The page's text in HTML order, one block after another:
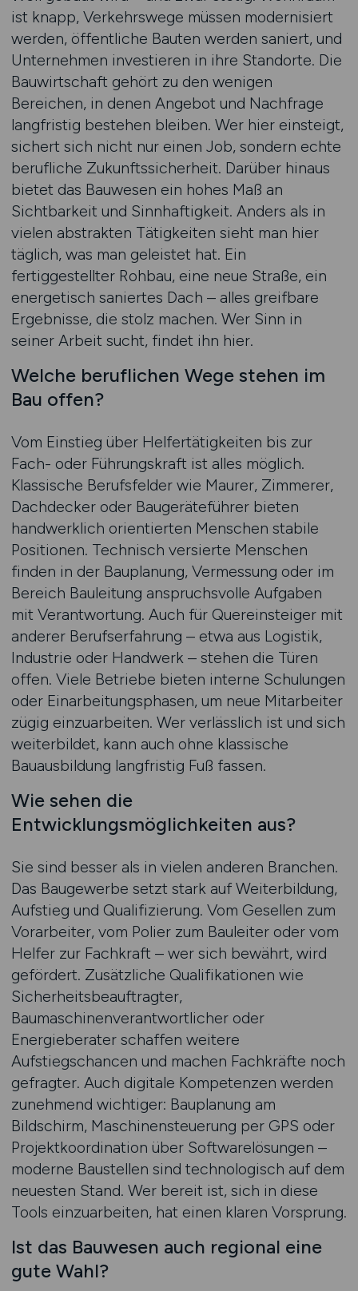
ist knapp, Verkehrswege müssen modernisiert
werden, öffentliche Bauten werden saniert, und
Unternehmen investieren in ihre Standorte. Die
Bauwirtschaft gehört zu den wenigen
Bereichen, in denen Angebot und Nachfrage
langfristig bestehen bleiben. Wer hier einsteigt,
sichert sich nicht nur einen Job, sondern echte
berufliche Zukunftssicherheit. Darüber hinaus
bietet das Bauwesen ein hohes Maß an
Sichtbarkeit und Sinnhaftigkeit. Anders als in
vielen abstrakten Tätigkeiten sieht man hier
täglich, was man geleistet hat. Ein
fertiggestellter Rohbau, eine neue Straße, ein
energetisch saniertes Dach – alles greifbare
Ergebnisse, die stolz machen. Wer Sinn in
seiner Arbeit sucht, findet ihn hier.
Welche beruflichen Wege stehen im
Bau offen?
Vom Einstieg über Helfertätigkeiten bis zur
Fach- oder Führungskraft ist alles möglich.
Klassische Berufsfelder wie Maurer, Zimmerer,
Dachdecker oder Baugeräteführer bieten
handwerklich orientierten Menschen stabile
Positionen. Technisch versierte Menschen
finden in der Bauplanung, Vermessung oder im
Bereich Bauleitung anspruchsvolle Aufgaben
mit Verantwortung. Auch für Quereinsteiger mit
anderer Berufserfahrung – etwa aus Logistik,
Industrie oder Handwerk – stehen die Türen
offen. Viele Betriebe bieten interne Schulungen
oder Einarbeitungsphasen, um neue Mitarbeiter
zügig einzuarbeiten. Wer verlässlich ist und sich
weiterbildet, kann auch ohne klassische
Bauausbildung langfristig Fuß fassen.
Wie sehen die
Entwicklungsmöglichkeiten aus?
Sie sind besser als in vielen anderen Branchen.
Das Baugewerbe setzt stark auf Weiterbildung,
Aufstieg und Qualifizierung. Vom Gesellen zum
Vorarbeiter, vom Polier zum Bauleiter oder vom
Helfer zur Fachkraft – wer sich bewährt, wird
gefördert. Zusätzliche Qualifikationen wie
Sicherheitsbeauftragter,
Baumaschinenverantwortlicher oder
Energieberater schaffen weitere
Aufstiegschancen und machen Fachkräfte noch
gefragter. Auch digitale Kompetenzen werden
zunehmend wichtiger: Bauplanung am
Bildschirm, Maschinensteuerung per GPS oder
Projektkoordination über Softwarelösungen –
moderne Baustellen sind technologisch auf dem
neuesten Stand. Wer bereit ist, sich in diese
Tools einzuarbeiten, hat einen klaren Vorsprung.
Ist das Bauwesen auch regional eine
gute Wahl?